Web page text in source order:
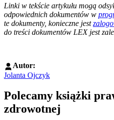
Linki w tekście artykułu mogą
odpowiednich dokumentów w
te dokumenty, konieczne jest
do treści dokumentów LEX jest
Autor:
Jolanta Ojczyk
Polecamy książki
zdrowotnej